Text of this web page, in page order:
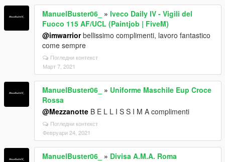
ManuelBuster06_ » Iveco Daily IV - Vigili del
Fuoco 115 AF/UCL (Paintjob | FiveM)
@imwarriorbellissimo complimenti, lavoro fantastico
come sempre
Погледни контекст
Март 7, 2021
ManuelBuster06_ » Uniforme Maschile Eup Croce
Rossa
@Mezzanotte B E L L I S S I M A complimenti
Погледни контекст
Февруари 24, 2021
ManuelBuster06_ » Divisa A.M.A. Roma